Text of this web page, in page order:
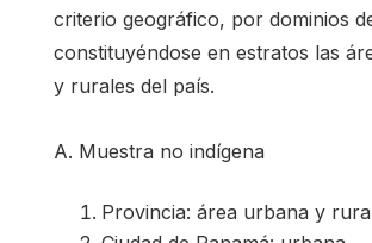
criterio geográfico, por dominios
constituyéndose en estratos las
y rurales del país.
A. Muestra no indígena
Provincia: área urbana y